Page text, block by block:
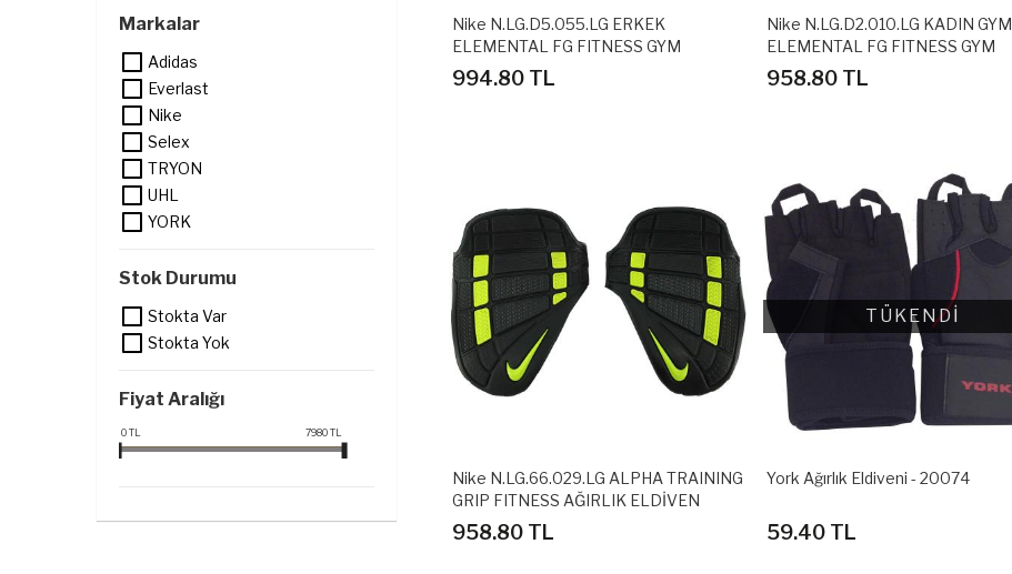
Telefon Kılıfı Bandı
Top
Atlama İpi
Bağcık ve Aksesuarları
Bere
Çanta
Çorap
Cüzdan
Markalar
Adidas
Everlast
Nike
Selex
TRYON
UHL
YORK
Stok Durumu
Stokta Var
Stokta Yok
Fiyat Aralığı
0TL 7980TL
Nike N.LG.D5.055.LG ERKEK
ELEMENTAL FG FITNESS GYM
AĞIRLIK ELDİVENİ
994.80 TL
Nike N.LG.D2.010.LG KADIN GYM
ELEMENTAL FG FITNESS GYM
AĞIRLIK ELDİVENİ
958.80 TL
Nike N.LG.66.029.LG ALPHA TRAINING
GRIP FITNESS AĞIRLIK ELDİVEN
958.80 TL
TÜKENDİ
York Ağırlık Eldiveni - 20074
59.40 TL